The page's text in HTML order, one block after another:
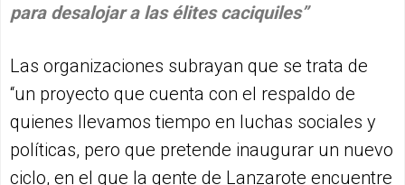
para desalojar a las élites caciquiles”
Las organizaciones subrayan que se trata de
“un proyecto que cuenta con el respaldo de
quienes llevamos tiempo en luchas sociales y
políticas, pero que pretende inaugurar un nuevo
ciclo, en el que la gente de Lanzarote encuentre